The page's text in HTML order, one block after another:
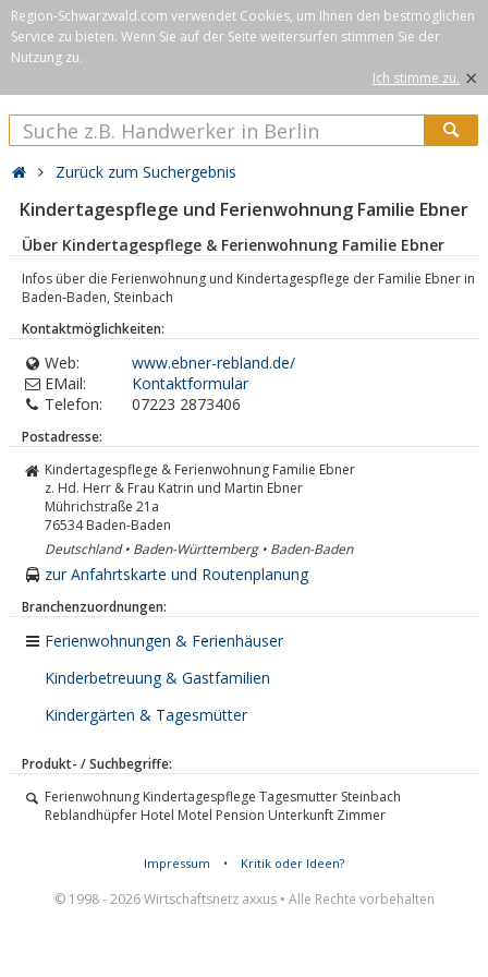
Region-Schwarzwald.com verwendet Cookies, um Ihnen den bestmöglichen
Service zu bieten. Wenn Sie auf der Seite weitersurfen stimmen Sie der
Nutzung zu.
Ich stimme zu. ×
Zurück zum Suchergebnis
Kindertagespflege und Ferienwohnung Familie Ebner
Über Kindertagespflege & Ferienwohnung Familie Ebner
Infos über die Ferienwohnung und Kindertagespflege der Familie Ebner in
Baden-Baden, Steinbach
Kontaktmöglichkeiten:
Web:
www.ebner-rebland.de/
EMail:
Kontaktformular
Telefon:
07223 2873406
Postadresse:
Kindertagespflege & Ferienwohnung Familie Ebner
z. Hd. Herr & Frau Katrin und Martin Ebner
Mührichstraße 21a
76534 Baden-Baden
Deutschland • Baden-Württemberg • Baden-Baden
zur Anfahrtskarte und Routenplanung
Branchenzuordnungen:
Ferienwohnungen & Ferienhäuser
Kinderbetreuung & Gastfamilien
Kindergärten & Tagesmütter
Produkt- / Suchbegriffe:
Ferienwohnung Kindertagespflege Tagesmutter Steinbach
Reblandhüpfer Hotel Motel Pension Unterkunft Zimmer
Impressum • Kritik oder Ideen?
© 1998 - 2026 Wirtschaftsnetz axxus • Alle Rechte vorbehalten